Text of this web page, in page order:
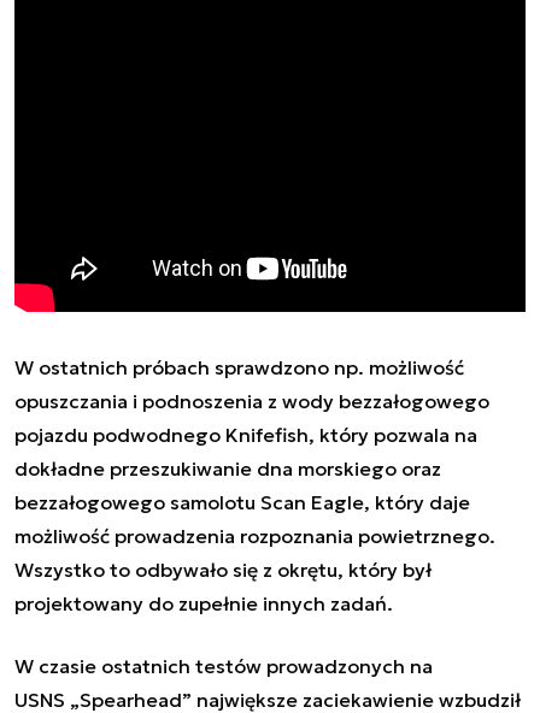
W ostatnich próbach sprawdzono np. możliwość
opuszczania i podnoszenia z wody bezzałogowego
pojazdu podwodnego Knifefish, który pozwala na
dokładne przeszukiwanie dna morskiego oraz
bezzałogowego samolotu Scan Eagle, który daje
możliwość prowadzenia rozpoznania powietrznego.
Wszystko to odbywało się z okrętu, który był
projektowany do zupełnie innych zadań.
W czasie ostatnich testów prowadzonych na
USNS „Spearhead” największe zaciekawienie wzbudził